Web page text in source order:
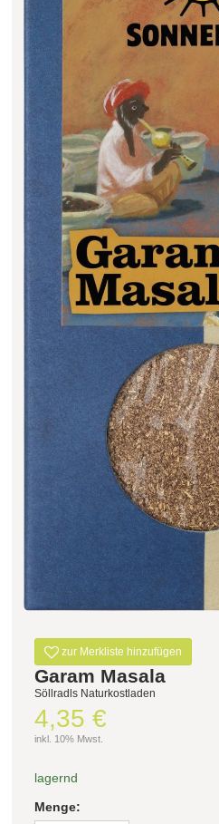
La Toscana Anita Wolf e.U.
Söllradls Naturkostladen
Stiftsgärtnerei
Weinkellerei Stift
Kremsmünster
Wildkraut
KATEGORIE
Filter zurücksetzen
zur Merkliste hinzufügen
Garam Masala
Söllradls Naturkostladen
4,35 €
inkl. 10% Mwst.
lagernd
Menge: